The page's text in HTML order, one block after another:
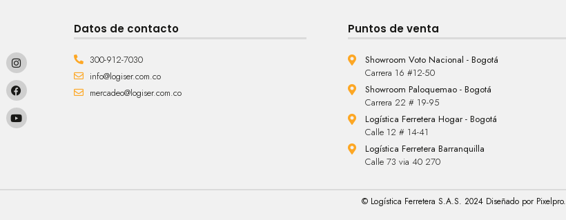
Datos de contacto
300-912-7030
info@logiser.com.co
mercadeo@logiser.com.co
Puntos de venta
Showroom Voto Nacional - Bogotá
Carrera 16 #12-50
Showroom Paloquemao - Bogotá
Carrera 22 # 19-95
Logística Ferretera Hogar - Bogotá
Calle 12 # 14-41
Logística Ferretera Barranquilla
Calle 73 via 40 270
© Logística Ferretera S.A.S. 2024 Diseñado por Pixelpro.